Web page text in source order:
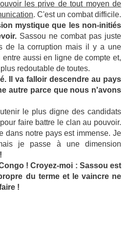
les prive de tout moyen de
. C'est un combat difficile.
mystique que les non-initiés
Sassou ne combat pas juste
de la corruption mais il y a une
aussi en ligne de compte et,
redoutable de toutes.
Il va falloir descendre au pays
autre parce que nous n'avons
le plus digne des candidats
faire battre le clan au pouvoir.
dans notre pays est immense. Je
je passe à une dimension
! Croyez-moi : Sassou est
du terme et le vaincre ne
!